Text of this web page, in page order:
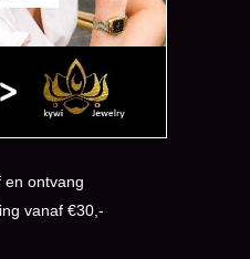
en ontvang
vanaf €30,-